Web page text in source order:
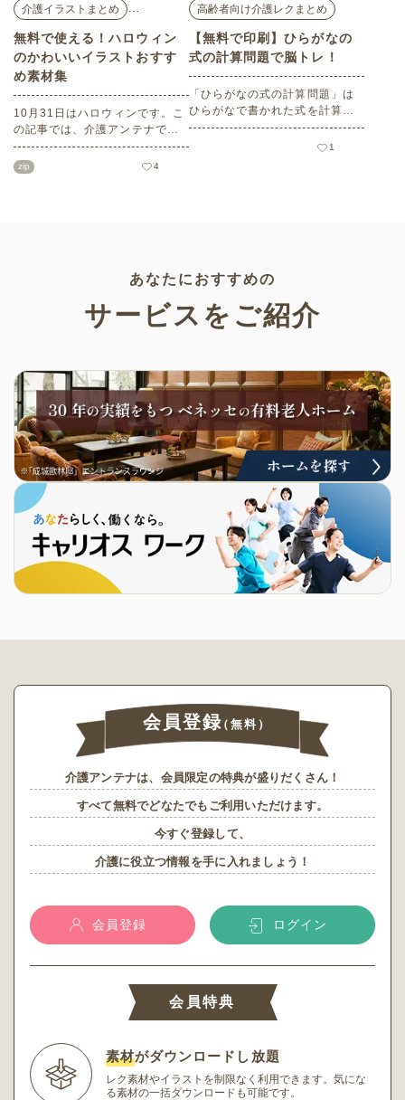
介護イラストまとめ …
無料で使える！ハロウィン
のかわいいイラストおすす
め素材集
10月31日はハロウィンです。こ
の記事では、介護アンテナで扱
う高齢者向けイラスト素材か
ら、ハロウィンにちなんだおば
zip 4
高齢者向け介護レクまとめ
【無料で印刷】ひらがなの
式の計算問題で脳トレ！
「ひらがなの式の計算問題」は
ひらがなで書かれた式を計算す
る問題です。想像力やワーキン
グメモリのトレーニングとして
1
あなたにおすすめの
サービスをご紹介
会員登録（無料）
介護アンテナは、会員限定の特典が盛りだくさん！
すべて無料でどなたでもご利用いただけます。
今すぐ登録して、
介護に役立つ情報を手に入れましょう！
会員登録 ログイン
会員特典
素材がダウンロードし放題
レク素材やイラストを制限なく利用できます。 気にな
る素材の一括ダウンロードも可能です。